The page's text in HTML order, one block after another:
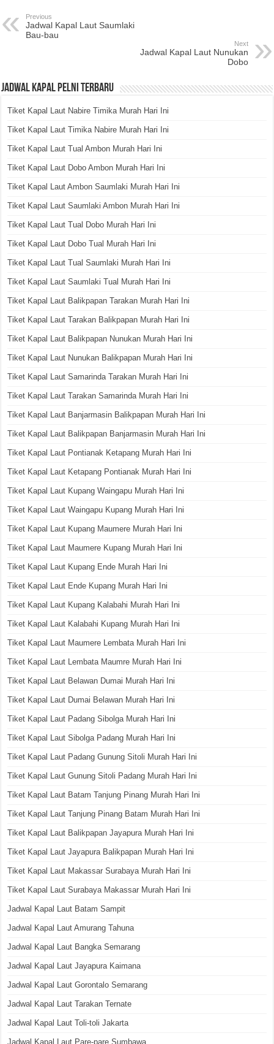
Previous
Jadwal Kapal Laut Saumlaki
Bau-bau
Next
Jadwal Kapal Laut Nunukan
Dobo
Jadwal Kapal Pelni Terbaru
Tiket Kapal Laut Nabire Timika Murah Hari Ini
Tiket Kapal Laut Timika Nabire Murah Hari Ini
Tiket Kapal Laut Tual Ambon Murah Hari Ini
Tiket Kapal Laut Dobo Ambon Murah Hari Ini
Tiket Kapal Laut Ambon Saumlaki Murah Hari Ini
Tiket Kapal Laut Saumlaki Ambon Murah Hari Ini
Tiket Kapal Laut Tual Dobo Murah Hari Ini
Tiket Kapal Laut Dobo Tual Murah Hari Ini
Tiket Kapal Laut Tual Saumlaki Murah Hari Ini
Tiket Kapal Laut Saumlaki Tual Murah Hari Ini
Tiket Kapal Laut Balikpapan Tarakan Murah Hari Ini
Tiket Kapal Laut Tarakan Balikpapan Murah Hari Ini
Tiket Kapal Laut Balikpapan Nunukan Murah Hari Ini
Tiket Kapal Laut Nunukan Balikpapan Murah Hari Ini
Tiket Kapal Laut Samarinda Tarakan Murah Hari Ini
Tiket Kapal Laut Tarakan Samarinda Murah Hari Ini
Tiket Kapal Laut Banjarmasin Balikpapan Murah Hari Ini
Tiket Kapal Laut Balikpapan Banjarmasin Murah Hari Ini
Tiket Kapal Laut Pontianak Ketapang Murah Hari Ini
Tiket Kapal Laut Ketapang Pontianak Murah Hari Ini
Tiket Kapal Laut Kupang Waingapu Murah Hari Ini
Tiket Kapal Laut Waingapu Kupang Murah Hari Ini
Tiket Kapal Laut Kupang Maumere Murah Hari Ini
Tiket Kapal Laut Maumere Kupang Murah Hari Ini
Tiket Kapal Laut Kupang Ende Murah Hari Ini
Tiket Kapal Laut Ende Kupang Murah Hari Ini
Tiket Kapal Laut Kupang Kalabahi Murah Hari Ini
Tiket Kapal Laut Kalabahi Kupang Murah Hari Ini
Tiket Kapal Laut Maumere Lembata Murah Hari Ini
Tiket Kapal Laut Lembata Maumre Murah Hari Ini
Tiket Kapal Laut Belawan Dumai Murah Hari Ini
Tiket Kapal Laut Dumai Belawan Murah Hari Ini
Tiket Kapal Laut Padang Sibolga Murah Hari Ini
Tiket Kapal Laut Sibolga Padang Murah Hari Ini
Tiket Kapal Laut Padang Gunung Sitoli Murah Hari Ini
Tiket Kapal Laut Gunung Sitoli Padang Murah Hari Ini
Tiket Kapal Laut Batam Tanjung Pinang Murah Hari Ini
Tiket Kapal Laut Tanjung Pinang Batam Murah Hari Ini
Tiket Kapal Laut Balikpapan Jayapura Murah Hari Ini
Tiket Kapal Laut Jayapura Balikpapan Murah Hari Ini
Tiket Kapal Laut Makassar Surabaya Murah Hari Ini
Tiket Kapal Laut Surabaya Makassar Murah Hari Ini
Jadwal Kapal Laut Batam Sampit
Jadwal Kapal Laut Amurang Tahuna
Jadwal Kapal Laut Bangka Semarang
Jadwal Kapal Laut Jayapura Kaimana
Jadwal Kapal Laut Gorontalo Semarang
Jadwal Kapal Laut Tarakan Ternate
Jadwal Kapal Laut Toli-toli Jakarta
Jadwal Kapal Laut Pare-pare Sumbawa